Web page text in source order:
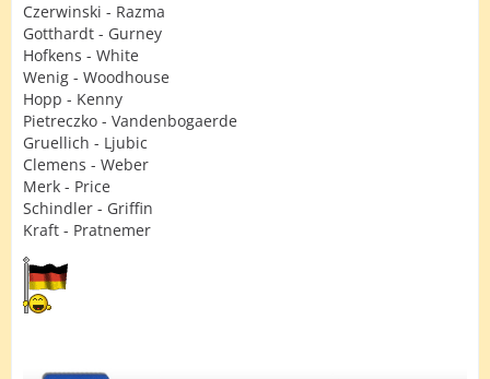
Czerwinski - Razma
Gotthardt - Gurney
Hofkens - White
Wenig - Woodhouse
Hopp - Kenny
Pietreczko - Vandenbogaerde
Gruellich - Ljubic
Clemens - Weber
Merk - Price
Schindler - Griffin
Kraft - Pratnemer